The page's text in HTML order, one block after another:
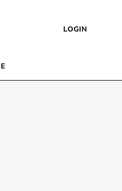
LOGIN